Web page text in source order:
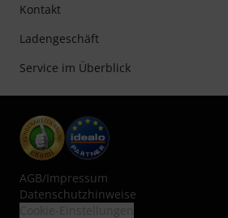
Kontakt
Ladengeschäft
Service im Überblick
AGB/Impressum
Datenschutzhinweise